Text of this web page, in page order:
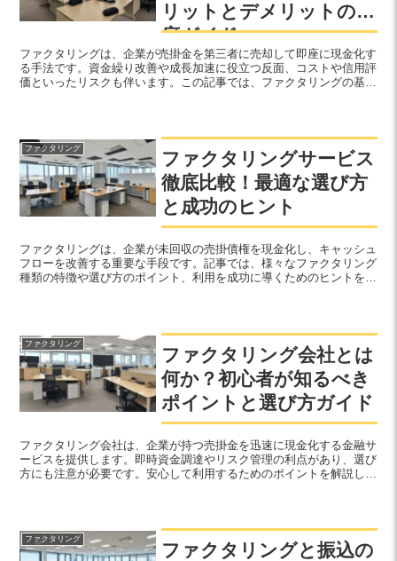
リットとデメリットの徹
底ガイド
ファクタリングは、企業が売掛金を第三者に売却して即座に現金化す
る手法です。資金繰り改善や成長加速に役立つ反面、コストや信用評
価といったリスクも伴います。この記事では、ファクタリングの基
ファクタリング
ファクタリングサービス
徹底比較！最適な選び方
と成功のヒント
ファクタリングは、企業が未回収の売掛債権を現金化し、キャッシュ
フローを改善する重要な手段です。記事では、様々なファクタリング
種類の特徴や選び方のポイント、利用を成功に導くためのヒントを紹
ファクタリング
ファクタリング会社とは
何か？初心者が知るべき
ポイントと選び方ガイド
ファクタリング会社は、企業が持つ売掛金を迅速に現金化する金融サ
ービスを提供します。即時資金調達やリスク管理の利点があり、選び
方にも注意が必要です。安心して利用するためのポイントを解説しま
ファクタリング
ファクタリングと振込の